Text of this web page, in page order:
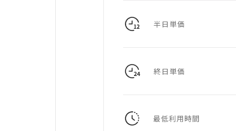
半日単価
終日単価
最低利用時間